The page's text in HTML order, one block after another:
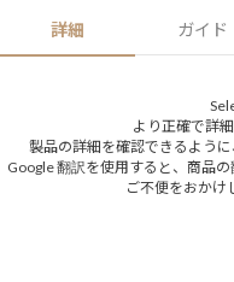
詳細 ガイド
より正確で詳
製品の詳細を確認できるよう
Google 翻訳を使用すると、商品
ご不便をおかけ